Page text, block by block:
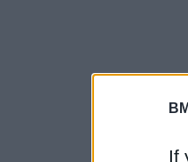
If